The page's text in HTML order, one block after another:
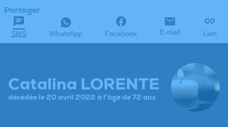
Partager
SMS WhatsApp Facebook E-mail Lien
Catalina LORENTE
décédée le 20 avril 2022 à l'âge de 72 ans